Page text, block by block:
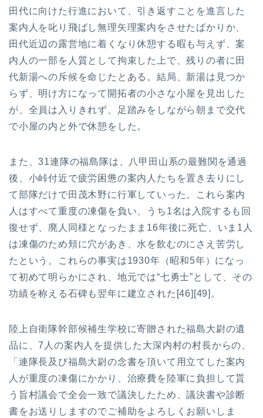
田代に向けた行進において、引き返すことを進言した
案内人を叱り飛ばし無理矢理案内をさせたばかりか、
田代近辺の露営地に着くなり休憩する暇も与えず、案
内人の一部を人質として拘束した上で、残りの者に田
代新湯への斥候を命じたとある。結局、新湯は見つか
らず、明け方になって開拓者の小さな小屋を見出した
が、全員は入りきれず、足踏みをしながら朝まで交代
で小屋の内と外で休憩をした。
また、31連隊の福島隊は、八甲田山系の最難関を通過
後、小峠付近で疲労困憊の案内人たちを置き去りにし
て部隊だけで田茂木野に行軍していった。これら案内
人はすべて重度の凍傷を負い、うち1名は入院するも回
復せず、廃人同様となったまま16年後に死亡、いま1人
は凍傷のため頬に穴があき、水を飲むのにさえ苦労し
たという。これらの事実は1930年（昭和5年）になっ
て初めて明らかにされ、地元では“七勇士”として、その
功績を称える石碑も翌年に建立された[46][49]。
陸上自衛隊幹部候補生学校に寄贈された福島大尉の遺
品に、7人の案内人を提供した大深内村の村長からの、
「連隊長及び福島大尉の念書を頂いて用立てした案内
人が重度の凍傷にかかり、治療費を陸軍に負担して貰
う旨村議会で全会一致で議決したため、議決書や診断
書をお送りしますのでご補助をよろしくお願いしま